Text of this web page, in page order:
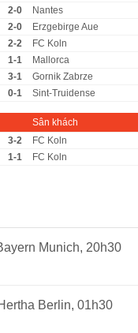
2-0
Nantes
2-0
Erzgebirge Aue
2-2
FC Koln
1-1
Mallorca
3-1
Gornik Zabrze
0-1 Sint-Truidense
Sân khách
3-2
FC Koln
1-1 FC Koln
Munich, 20h30
Berlin, 01h30